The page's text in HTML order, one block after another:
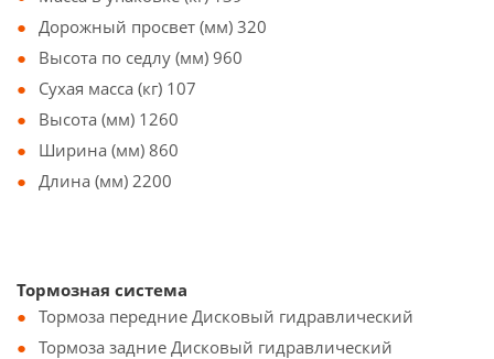
Дорожный просвет (мм) 320
Высота по седлу (мм) 960
Сухая масса (кг) 107
Высота (мм) 1260
Ширина (мм) 860
Длина (мм) 2200
Тормозная система
Тормоза передние Дисковый гидравлический
Тормоза задние Дисковый гидравлический